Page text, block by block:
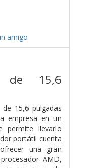
amigo
de 15,6
15,6 pulgadas
empresa en un
permite llevarlo
portátil cuenta
una gran
AMD,